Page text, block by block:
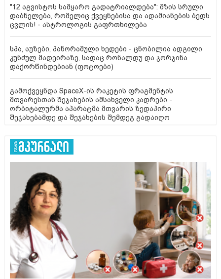
"12 აგვისტოს სამყარო გადატრიალდება": მზის სრული
დაბნელება, რომელიც ქვეყნებისა და ადამიანების ბედს
ცვლის! - ასტროლოგის გაფრთხილება
სპა, აუზები, პანორამული ხედები - ცნობილია ადგილი
კუნძულ მადეირაზე, სადაც რონალდუ და ჯორჯინა
დაქორწინდებიან (ფოტოები)
გამოქვეყნდა SpaceX-ის რაკეტის ფრაგმენტის
მთვარესთან შეჯახების ამსახველი კადრები -
ორბიტალურმა აპარატმა მთვარის ზედაპირი
შეჯახებამდე და შეჯახების შემდეგ გადაიღო